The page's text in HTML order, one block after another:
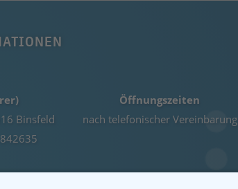
Binsfeld
Öffnungszeiten
nach telefonischer Vereinbarung